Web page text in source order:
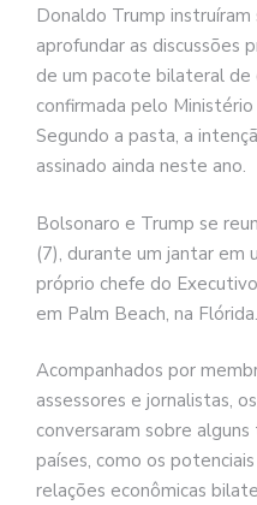
Donaldo Trump instruíram
aprofundar as discussões
de um pacote bilateral de
confirmada pelo
Segundo a pasta, a
assinado ainda neste ano.
Bolsonaro e Trump se
(7), durante um jantar
próprio chefe do
em Palm Beach, na Flórida.
Acompanhados por
assessores e jornalistas,
conversaram sobre
países, como os
relações econômicas